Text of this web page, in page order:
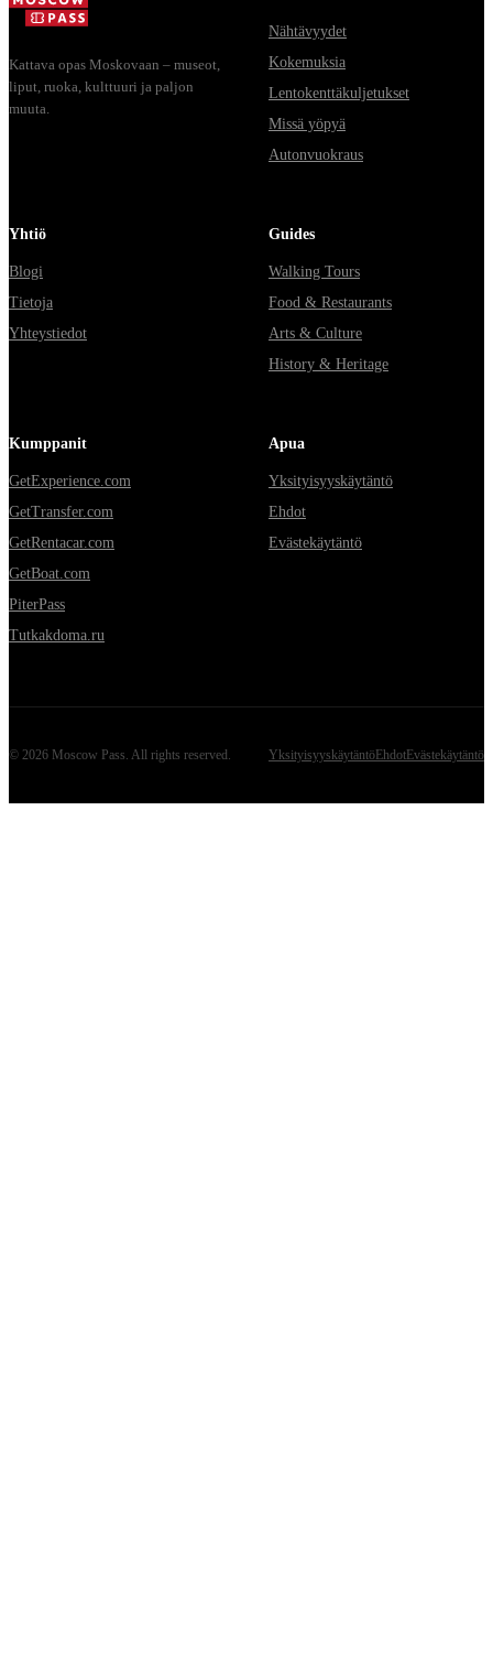
Kattava opas Moskovaan – museot,
liput, ruoka, kulttuuri ja paljon
muuta.
Nähtävyydet
Kokemuksia
Lentokenttäkuljetukset
Missä yöpyä
Autonvuokraus
Yhtiö
Blogi
Tietoja
Yhteystiedot
Guides
Walking Tours
Food & Restaurants
Arts & Culture
History & Heritage
Kumppanit
GetExperience.com
GetTransfer.com
GetRentacar.com
GetBoat.com
PiterPass
Tutkakdoma.ru
Apua
Yksityisyyskäytäntö
Ehdot
Evästekäytäntö
© 2026 Moscow Pass . All rights reserved. YksityisyyskäytäntöEhdotEvästekäytäntö